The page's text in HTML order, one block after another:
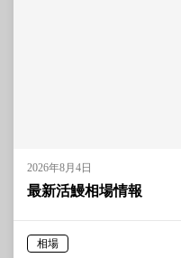
2026年8月4日
最新活鰻相場情報
相場